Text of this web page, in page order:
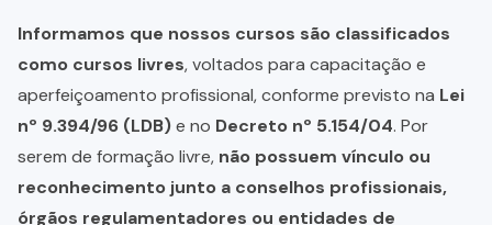
Informamos que nossos cursos são classificados
como cursos livres, voltados para capacitação e
aperfeiçoamento profissional, conforme previsto na Lei
nº 9.394/96 (LDB)e no Decreto nº 5.154/04. Por
serem de formação livre, não possuem vínculo ou
reconhecimento junto a conselhos profissionais,
órgãos regulamentadores ou entidades de